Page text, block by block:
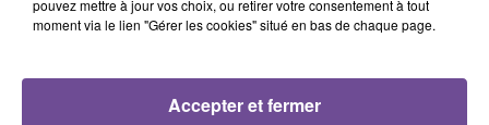
LIMOGES 2025
Ndoumbé (Africa Sound) était en interview sur Flash FM.
pouvez mettre à jour vos choix, ou retirer votre consentement à tout
moment via le lien "Gérer les cookies" situé en bas de chaque page.
Accepter et fermer